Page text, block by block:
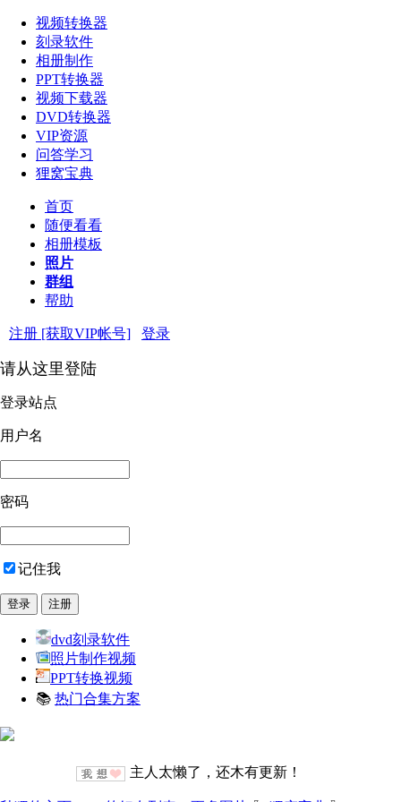
视频转换器
刻录软件
相册制作
PPT转换器
视频下载器
DVD转换器
VIP资源
问答学习
狸窝宝典
首页
随便看看
相册模板
照片
群组
帮助
注册 [获取VIP帐号] 登录
请从这里登陆
登录站点
用户名
密码
记住我
dvd刻录软件
照片制作视频
PPT转换视频
📚 热门合集方案
主人太懒了，还木有更新！